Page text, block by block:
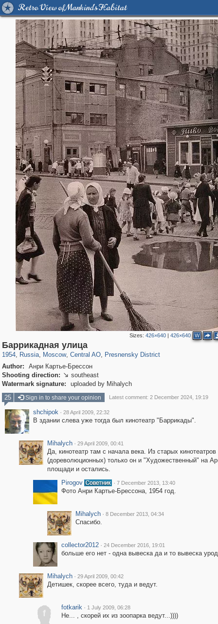
Retro View of Mankind's Habitat
Sizes:426×640 |426×640 W
Баррикадная улица
1954, Russia
1,407,363 29,248
, Moscow
319,882 8,286
, Central AO
160,021 5,916
, Presnensky District
Author:
Анри Картье-Брессон
Shooting direction:  southeast
Watermark signature:
uploaded by Mihalych
25
Sign in to share your opinion Latest comment: 2 December 2024, 19:19
shchipok · 28 April 2009, 22:32
В здании слева уже тогда был кинотеатр "Баррикады".
Mihalych · 29 April 2009, 00:41
Да, кинотеатр там с начала века. Из старых кинотеатров
(дореволюционных) только он и "Художественный" на
площади и остались.
Pirogov
· 7 December 2013, 13:40
Фото Анри Картье-Брессона, 1954 год.
Mihalych · 8 December 2013, 04:34
Спасибо.
collector2012 · 24 December 2016, 19:01
больше его нет - одна вывеска да и то вывеска
Mihalych · 29 April 2009, 00:42
Детишек, скорее всего, туда и ведут.
f
fotkarik · 1 July 2009, 06:28
Не... , скорей их из зоопарка ведут...))))